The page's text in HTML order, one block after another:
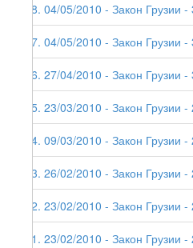
88. 04/05/2010 - Закон
87. 04/05/2010 - Закон
86. 27/04/2010 - Закон
85. 23/03/2010 - Закон
84. 09/03/2010 - Закон
83. 26/02/2010 - Закон
82. 23/02/2010 - Закон
81. 23/02/2010 - Закон